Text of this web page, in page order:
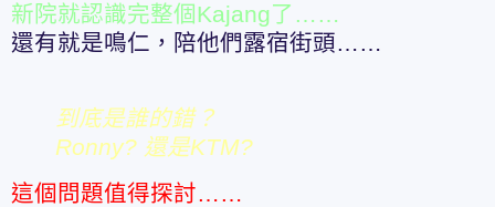
新院就認識完整個Kajang了……
還有就是鳴仁，陪他們露宿街頭……
到底是誰的錯？
Ronny? 還是KTM?
這個問題值得探討……